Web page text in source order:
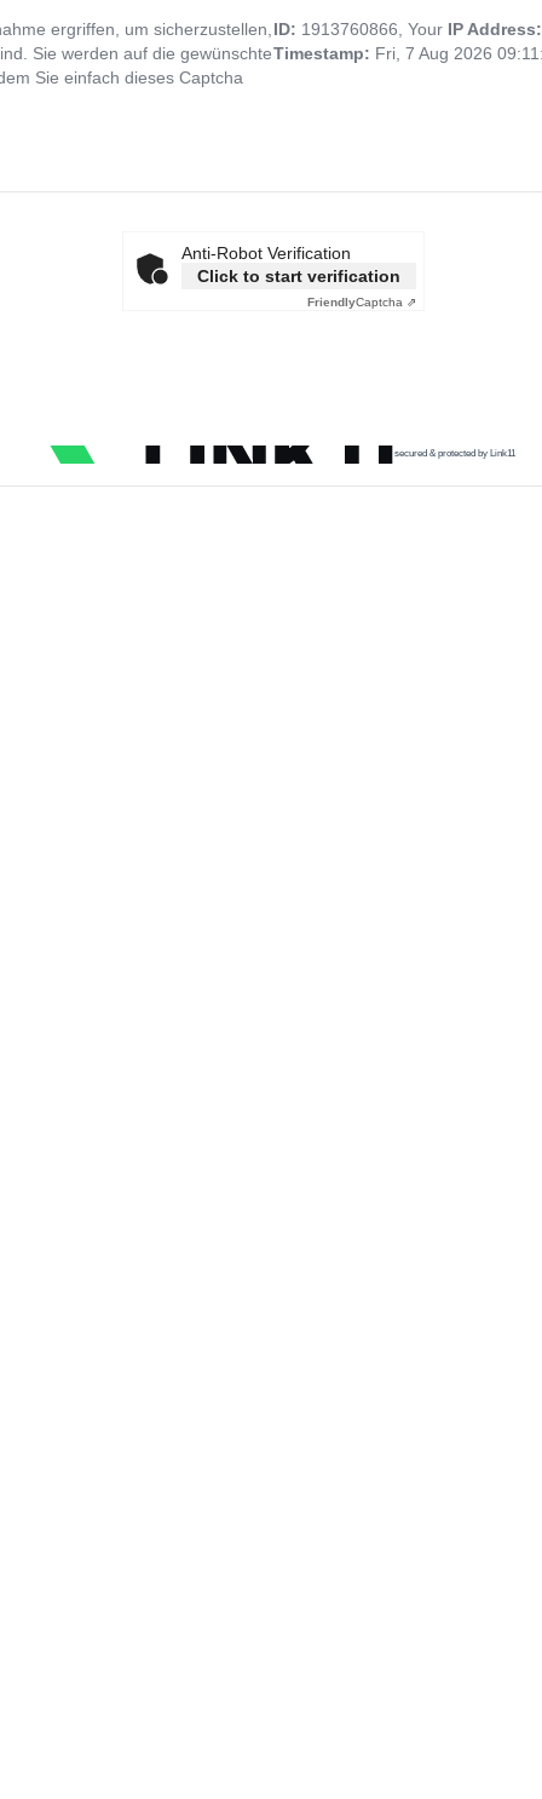
ergriffen, um sicherzustellen,
Sie werden auf die gewünschte
Sie einfach dieses Captcha
ID: 1913760866, Your IP
Timestamp: Fri, 7 Aug 2026
Anti-Robot Verification
Click to start verification
FriendlyCaptcha ⇗
secured & protected by Link11